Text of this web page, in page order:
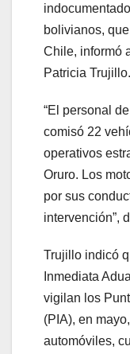
bolivianos,
Chile, informó
Patricia Trujillo.
“El personal
comisó 22
operativos
Oruro. Los
por sus
intervención”,
Trujillo indicó
Inmediata
vigilan los
(PIA), en
automóviles,